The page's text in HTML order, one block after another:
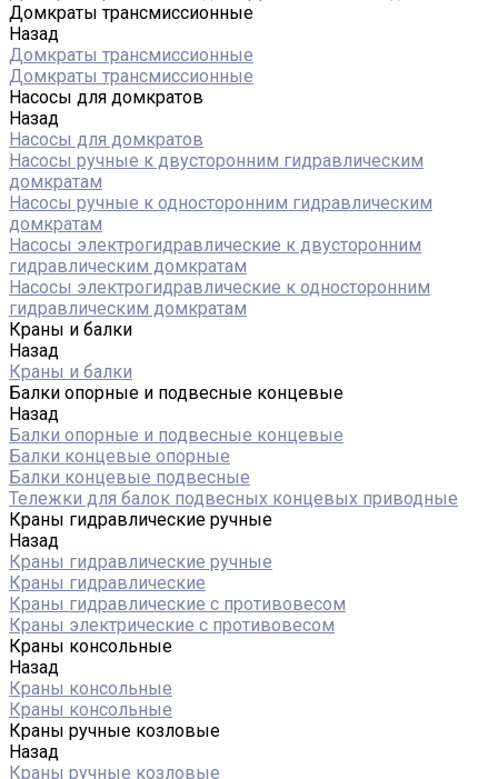
Домкраты трансмиссионные
Назад
Домкраты трансмиссионные
Домкраты трансмиссионные
Насосы для домкратов
Назад
Насосы для домкратов
Насосы ручные к двусторонним гидравлическим
домкратам
Насосы ручные к односторонним гидравлическим
домкратам
Насосы электрогидравлические к двусторонним
гидравлическим домкратам
Насосы электрогидравлические к односторонним
гидравлическим домкратам
Краны и балки
Назад
Краны и балки
Балки опорные и подвесные концевые
Назад
Балки опорные и подвесные концевые
Балки концевые опорные
Балки концевые подвесные
Тележки для балок подвесных концевых приводные
Краны гидравлические ручные
Назад
Краны гидравлические ручные
Краны гидравлические
Краны гидравлические с противовесом
Краны электрические с противовесом
Краны консольные
Назад
Краны консольные
Краны консольные
Краны ручные козловые
Назад
Краны ручные козловые